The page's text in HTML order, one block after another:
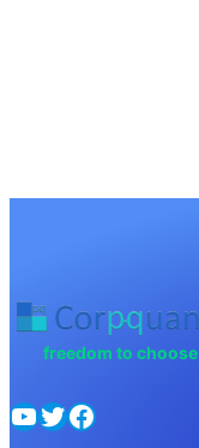
freedom to choose
YouTube Twitter Facebook